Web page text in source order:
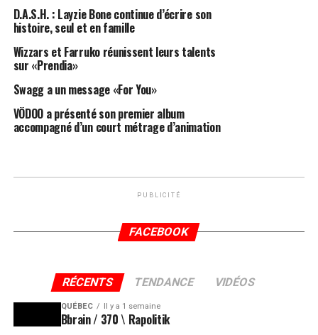
D.A.S.H. : Layzie Bone continue d’écrire son
histoire, seul et en famille
Wizzars et Farruko réunissent leurs talents
sur «Prendia»
Swagg a un message «For You»
VÖDOO a présenté son premier album
accompagné d’un court métrage d’animation
PUBLICITÉ
FACEBOOK
RÉCENTS TENDANCE VIDÉOS
QUÉBEC Il y a 1 semaine
Bbrain / 370 \ Rapolitik